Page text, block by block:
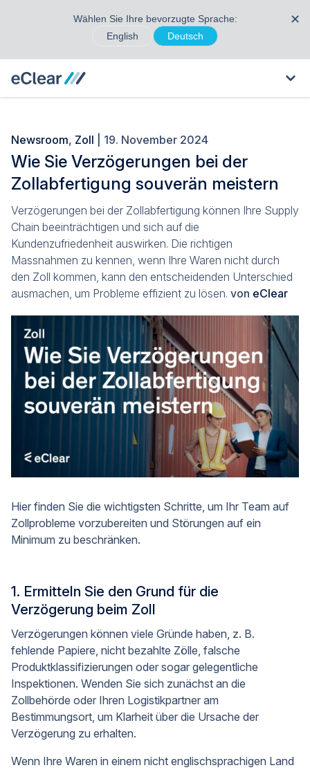
Wählen Sie Ihre bevorzugte Sprache:
English
Deutsch
✕
Newsroom, Zoll | 19. November 2024
Wie Sie Verzögerungen bei der
Zollabfertigung souverän meistern
Verzögerungen bei der Zollabfertigung können Ihre Supply
Chain beeinträchtigen und sich auf die
Kundenzufriedenheit auswirken. Die richtigen
Massnahmen zu kennen, wenn Ihre Waren nicht durch
den Zoll kommen, kann den entscheidenden Unterschied
ausmachen, um Probleme effizient zu lösen. von eClear
Hier finden Sie die wichtigsten Schritte, um Ihr Team auf
Zollprobleme vorzubereiten und Störungen auf ein
Minimum zu beschränken.
1. Ermitteln Sie den Grund für die
Verzögerung beim Zoll
Verzögerungen können viele Gründe haben, z. B.
fehlende Papiere, nicht bezahlte Zölle, falsche
Produktklassifizierungen oder sogar gelegentliche
Inspektionen. Wenden Sie sich zunächst an die
Zollbehörde oder Ihren Logistikpartner am
Bestimmungsort, um Klarheit über die Ursache der
Verzögerung zu erhalten.
Wenn Ihre Waren in einem nicht englischsprachigen Land